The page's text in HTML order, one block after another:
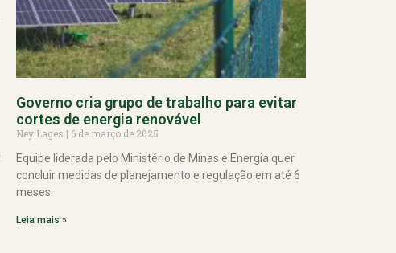
Governo cria grupo de trabalho para evitar
cortes de energia renovável
Ney Lages
6 de março de 2025
Equipe liderada pelo Ministério de Minas e Energia quer
concluir medidas de planejamento e regulação em até 6
meses.
Leia mais »